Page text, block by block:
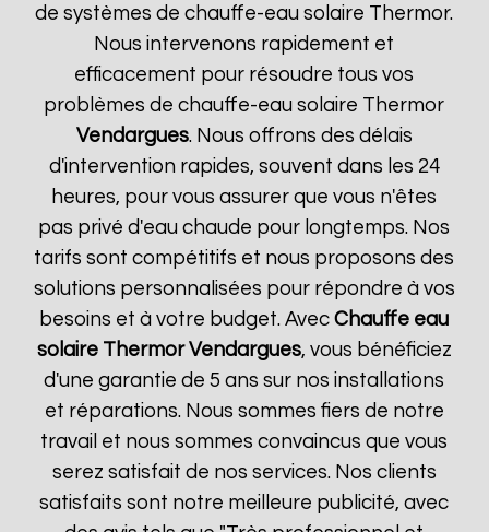
de systèmes de chauffe-eau solaire Thermor.
Nous intervenons rapidement et
efficacement pour résoudre tous vos
problèmes de chauffe-eau solaire Thermor
Vendargues. Nous offrons des délais
d'intervention rapides, souvent dans les 24
heures, pour vous assurer que vous n'êtes
pas privé d'eau chaude pour longtemps. Nos
tarifs sont compétitifs et nous proposons des
solutions personnalisées pour répondre à vos
besoins et à votre budget. AvecChauffe eau
solaire Thermor Vendargues, vous bénéficiez
d'une garantie de 5 ans sur nos installations
et réparations. Nous sommes fiers de notre
travail et nous sommes convaincus que vous
serez satisfait de nos services. Nos clients
satisfaits sont notre meilleure publicité, avec